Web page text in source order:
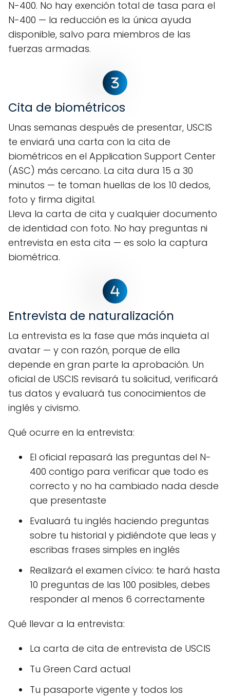
N-400. No hay exención total de tasa para el
N-400 — la reducción es la única ayuda
disponible, salvo para miembros de las
fuerzas armadas.
Cita de biométricos
Unas semanas después de presentar, USCIS
te enviará una carta con la cita de
biométricos en el Application Support Center
(ASC) más cercano. La cita dura 15 a 30
minutos — te toman huellas de los 10 dedos,
foto y firma digital.
Lleva la carta de cita y cualquier documento
de identidad con foto. No hay preguntas ni
entrevista en esta cita — es solo la captura
biométrica.
Entrevista de naturalización
La entrevista es la fase que más inquieta al
avatar — y con razón, porque de ella
depende en gran parte la aprobación. Un
oficial de USCIS revisará tu solicitud, verificará
tus datos y evaluará tus conocimientos de
inglés y civismo.
Qué ocurre en la entrevista:
El oficial repasará las preguntas del N-
400 contigo para verificar que todo es
correcto y no ha cambiado nada desde
que presentaste
Evaluará tu inglés haciendo preguntas
sobre tu historial y pidiéndote que leas y
escribas frases simples en inglés
Realizará el examen cívico: te hará hasta
10 preguntas de las 100 posibles, debes
responder al menos 6 correctamente
Qué llevar a la entrevista:
La carta de cita de entrevista de USCIS
Tu Green Card actual
Tu pasaporte vigente y todos los